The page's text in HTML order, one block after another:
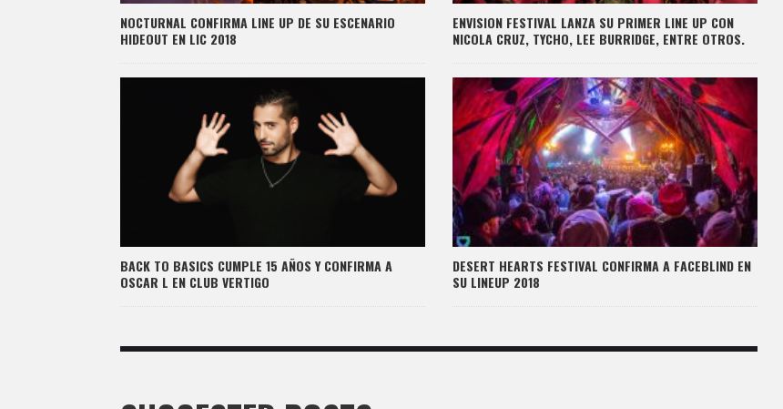
NOCTURNAL CONFIRMA LINE UP DE SU ESCENARIO
HIDEOUT EN LIC 2018
ENVISION FESTIVAL LANZA SU PRIMER LINE UP CON
NICOLA CRUZ, TYCHO, LEE BURRIDGE, ENTRE OTROS.
BACK TO BASICS CUMPLE 15 AÑOS Y CONFIRMA A
OSCAR L EN CLUB VERTIGO
DESERT HEARTS FESTIVAL CONFIRMA A FACEBLIND EN
SU LINEUP 2018